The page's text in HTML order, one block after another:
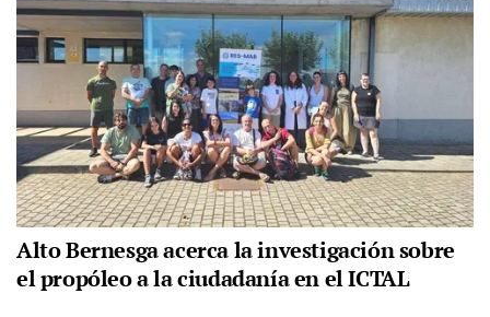
Alto Bernesga acerca la investigación sobre
el propóleo a la ciudadanía en el ICTAL